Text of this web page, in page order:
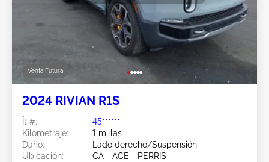
Venta Futura
2024 RIVIAN R1S
Ít #:
45******
Kilometraje:
1 millas
Daño:
Lado derecho/Suspensión
Ubicación:
CA - ACE - PERRIS